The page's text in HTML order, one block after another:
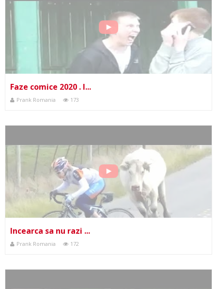
Faze comice 2020 . I...
Prank Romania 173
Incearca sa nu razi ...
Prank Romania 172